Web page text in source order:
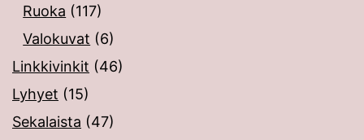
Ruoka (117)
Valokuvat (6)
Linkkivinkit (46)
Lyhyet (15)
Sekalaista (47)